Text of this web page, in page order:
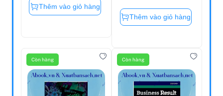
Thêm vào giỏ hàng
Thêm vào giỏ hàng
Còn hàng Còn hàng